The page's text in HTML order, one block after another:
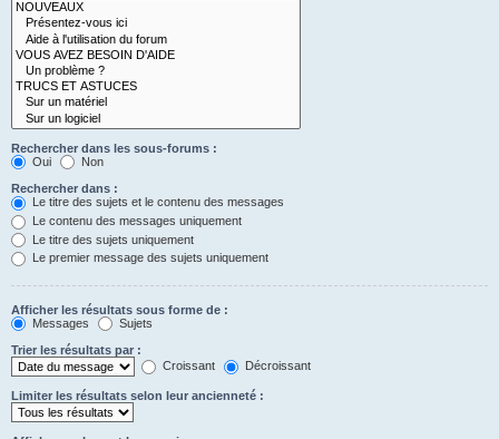
Rechercher dans les sous-forums :
Oui
Non
Rechercher dans :
Le titre des sujets et le contenu des messages
Le contenu des messages uniquement
Le titre des sujets uniquement
Le premier message des sujets uniquement
Afficher les résultats sous forme de :
Messages
Sujets
Trier les résultats par :
Croissant
Décroissant
Limiter les résultats selon leur ancienneté :